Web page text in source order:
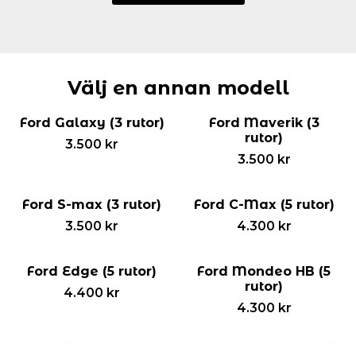
Välj en annan modell
Ford Galaxy (3 rutor)
3.500 kr
Ford Maverik (3
rutor)
3.500 kr
Ford S-max (3 rutor)
3.500 kr
Ford C-Max (5 rutor)
4.300 kr
Ford Edge (5 rutor)
4.400 kr
Ford Mondeo HB (5
rutor)
4.300 kr